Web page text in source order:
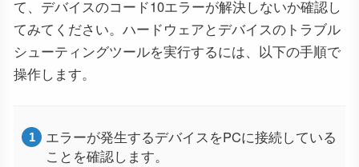
て、デバイスのコード10エラーが解決しないか確認し
てみてください。ハードウェアとデバイスのトラブル
シューティングツールを実行するには、以下の手順で
操作します。
エラーが発生するデバイスをPCに接続している
ことを確認します。